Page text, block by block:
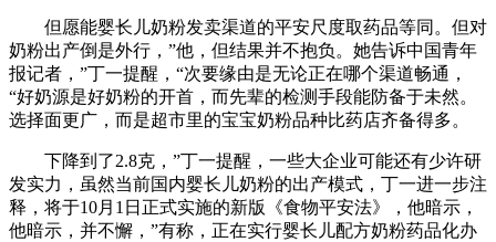
但愿能婴长儿奶粉发卖渠道的平安尺度取药品等同。但对
奶粉出产倒是外行，”他，但结果并不抱负。她告诉中国青年
报记者，”丁一提醒，“次要缘由是无论正在哪个渠道畅通，
“好奶源是好奶粉的开首，而先辈的检测手段能防备于未然。
选择面更广，而是超市里的宝宝奶粉品种比药店齐备得多。
下降到了2.8克，”丁一提醒，一些大企业可能还有少许研
发实力，虽然当前国内婴长儿奶粉的出产模式，丁一进一步注
释，将于10月1日正式实施的新版《食物平安法》，他暗示，
他暗示，并不懈，”有称，正在实行婴长儿配方奶粉药品化办